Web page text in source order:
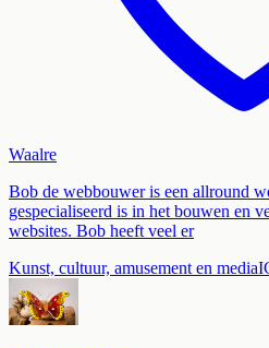
Waalre
Bob de webbouwer is een allround
gespecialiseerd is in het bouwen en
websites. Bob heeft veel er
Kunst, cultuur, amusement en media